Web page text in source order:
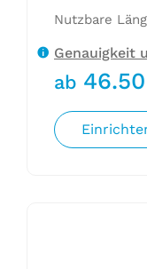
Nutzbare
Genauigkeit
ab 46.50